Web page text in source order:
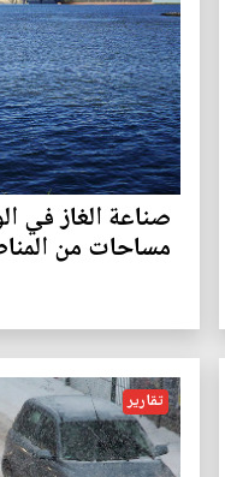
صناعة الغاز في
مساحات من
تقارير